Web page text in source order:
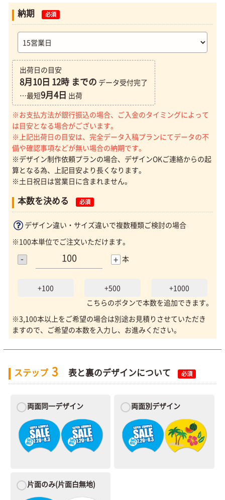
納期 必須
出荷日の目安
8月10日 12時 までの データ受付完了
…最短9月4日 出荷
※お支払方法が銀行振込の場合、ご入金のタイミングによって
は目安となる場合がございます。
※上記出荷日の目安は、完全データ入稿プランにてデータの不
備や確認事項などが無い場合の納期です。
※デザイン制作依頼プランの場合、デザインOKご連絡からの起
算となる為、上記目安より長くなります。
※土日祝日は営業日に含まれません。
本数を決める 必須
デザイン違い・サイズ違いで複数種類ご検討の場合
※100本単位でご注文いただけます。
- + 本
+100 +500
+1000
こちらのボタンで本数を追加できます。
※3,100本以上をご希望の場合は別途お見積りさせていただき
ますので、ご希望の本数を入力し、お進みください。
ステップ 3 表と裏のデザインについて 必須
両面同一デザイン 両面別デザイン
片面のみ(片面白無地)